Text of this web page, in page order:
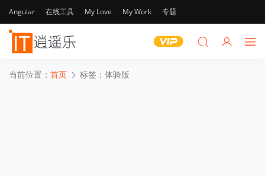
Angular 在线工具 My Love My Work 专题
当前位置： 首页 标签：体验版